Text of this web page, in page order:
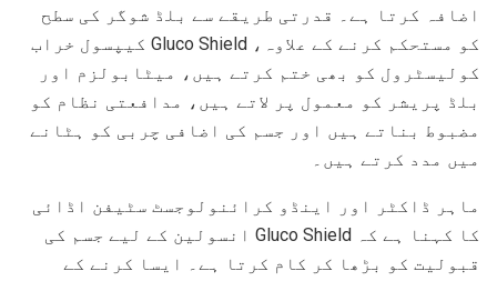
اضافہ کرتا ہے۔ قدرتی طریقے سے بلڈ شوگر کی سطح
کو مستحکم کرنے کے علاوہ، Gluco Shield کیپسول خراب
کولیسٹرول کو بھی ختم کرتے ہیں، میٹابولزم اور
بلڈ پریشر کو معمول پر لاتے ہیں، مدافعتی نظام کو
مضبوط بناتے ہیں اور جسم کی اضافی چربی کو ہٹانے
میں مدد کرتے ہیں۔
ماہر ڈاکٹر اور اینڈو کرائنولوجسٹ سٹیفن اڈائی
کا کہنا ہے کہ Gluco Shield انسولین کے لیے جسم کی
قبولیت کو بڑھا کر کام کرتا ہے۔ ایسا کرنے کے